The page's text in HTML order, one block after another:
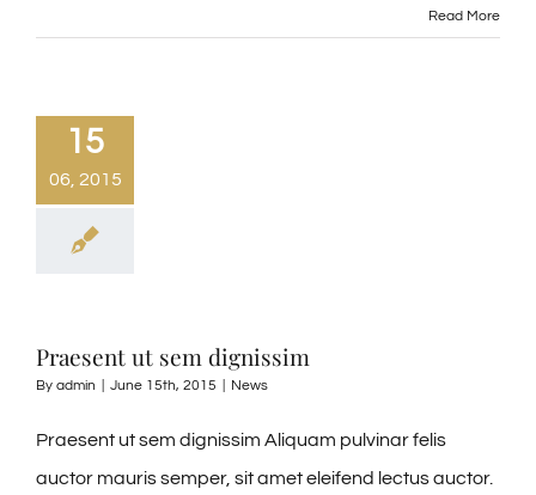
Read More
15
06, 2015
Praesent ut sem dignissim
By admin June 15th, 2015 News
Praesent ut sem dignissim Aliquam pulvinar felis
auctor mauris semper, sit amet eleifend lectus auctor.